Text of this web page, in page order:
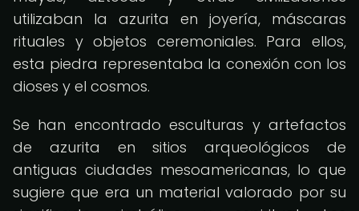
utilizaban la azurita en joyería, máscaras
rituales y objetos ceremoniales. Para ellos,
esta piedra representaba la conexión con los
dioses y el cosmos.
Se han encontrado esculturas y artefactos
de azurita en sitios arqueológicos de
antiguas ciudades mesoamericanas, lo que
sugiere que era un material valorado por su